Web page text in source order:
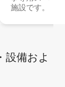
施設です。
設⁠備⁠およ